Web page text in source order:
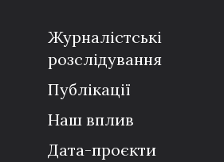
Журналістські
розслідування
Публікації
Наш вплив
Дата-проєкти